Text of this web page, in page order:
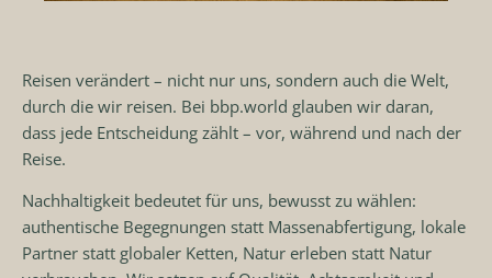
Reisen verändert – nicht nur uns, sondern auch die Welt,
durch die wir reisen. Bei bbp.world glauben wir daran,
dass jede Entscheidung zählt – vor, während und nach der
Reise.
Nachhaltigkeit bedeutet für uns, bewusst zu wählen:
authentische Begegnungen statt Massenabfertigung, lokale
Partner statt globaler Ketten, Natur erleben statt Natur